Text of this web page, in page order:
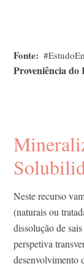
Fonte
Proveniência do
Neste recurso
(naturais ou
dissolução de
perspetiva
desenvolvimento